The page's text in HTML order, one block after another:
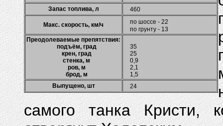
Запас топлива, л
460
Макс. скорость, км/ч
по шоссе - 22
по грунту - 13
Преодолеваемые препятствия:
подъём, град
крен, град
стенка, м
ров, м
брод, м
35
25
0,9
2,1
1,5
Выпущено, шт
24
самого танка Кристи,